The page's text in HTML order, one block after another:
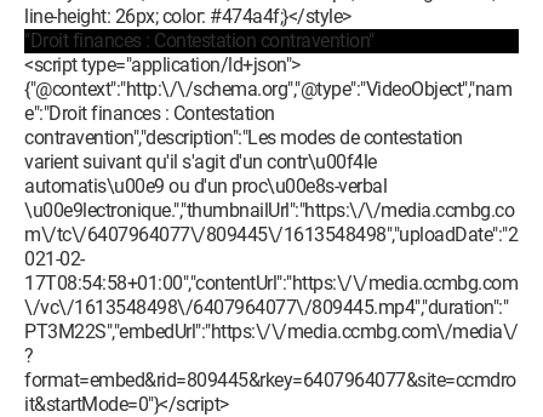
line-height: 26px; color: #474a4f;}</style>
"Droit finances : Contestation contravention"
<script type="application/ld+json">
{"@context":"http:\/\/schema.org","@type":"VideoObject","nam
e":"Droit finances : Contestation
contravention","description":"Les modes de contestation
varient suivant qu'il s'agit d'un contr\u00f4le
automatis\u00e9 ou d'un proc\u00e8s-verbal
\u00e9lectronique.","thumbnailUrl":"https:\/\/media.ccmbg.co
m\/tc\/6407964077\/809445\/1613548498","uploadDate":"2
021-02-
17T08:54:58+01:00","contentUrl":"https:\/\/media.ccmbg.com
\/vc\/1613548498\/6407964077\/809445.mp4","duration":"
PT3M22S","embedUrl":"https:\/\/media.ccmbg.com\/media\/
?
format=embed&rid=809445&rkey=6407964077&site=ccmdro
it&startMode=0"}</script>